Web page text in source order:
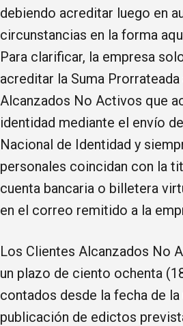
debiendo acreditar luego en
circunstancias en la forma
Para clarificar, la empresa
acreditar la Suma
Alcanzados No Activos que
identidad mediante el envío
Nacional de Identidad y
personales coincidan con la
cuenta bancaria o billetera
en el correo remitido a la
Los Clientes Alcanzados No
un plazo de ciento ochenta
contados desde la fecha de
publicación de edictos